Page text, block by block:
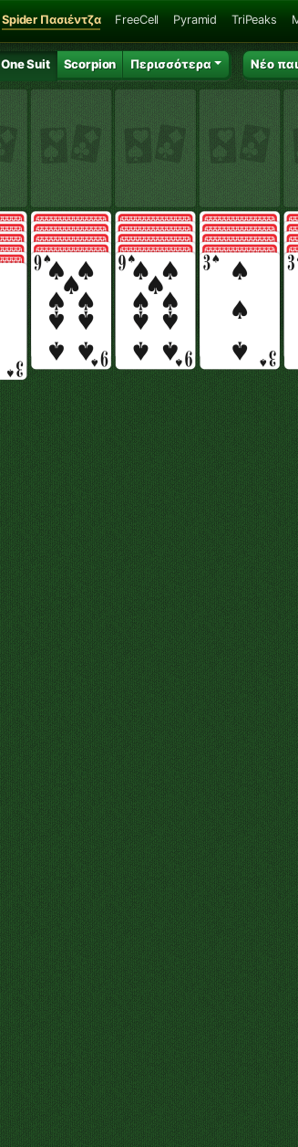
Spider Πασιέντζα FreeCell Pyramid TriPeaks
One Suit Scorpion Περισσότερα Νέο